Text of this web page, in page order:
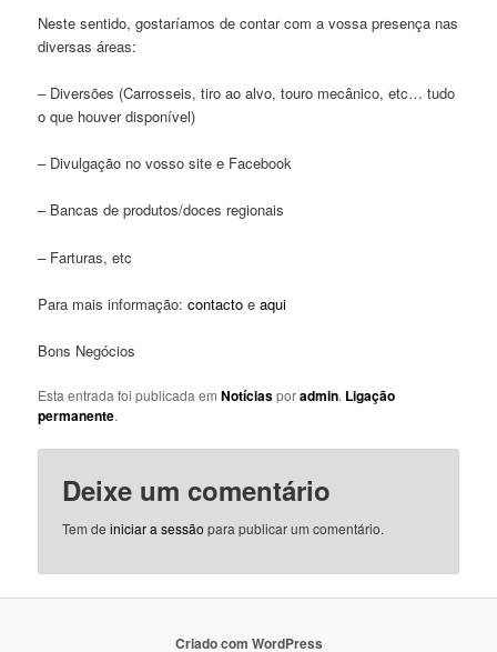
Neste sentido, gostaríamos de contar com a vossa presença nas
diversas áreas:
– Diversões (Carrosseis, tiro ao alvo, touro mecânico, etc… tudo
o que houver disponível)
– Divulgação no vosso site e Facebook
– Bancas de produtos/doces regionais
– Farturas, etc
Para mais informação:contacto eaqui
Bons Negócios
Esta entrada foi publicada emNotíciasporadmin. Ligação
permanente.
Deixe um comentário
Tem deiniciar a sessão para publicar um comentário.
Criado com WordPress